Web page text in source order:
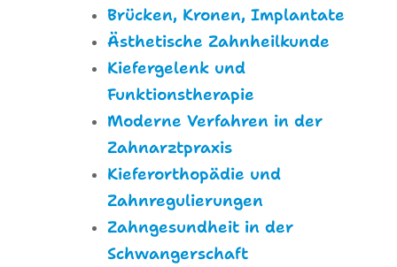
Brücken, Kronen, Implantate
Ästhetische Zahnheilkunde
Kiefergelenk und
Funktionstherapie
Moderne Verfahren in der
Zahnarztpraxis
Kieferorthopädie und
Zahnregulierungen
Zahngesundheit in der
Schwangerschaft